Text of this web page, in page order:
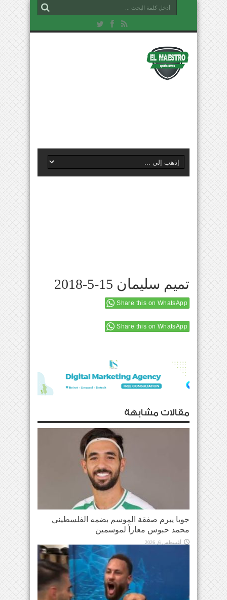
تميم سليمان 15-5-2018
Share this on WhatsApp
Share this on WhatsApp
مقالات مشابهة
جويا يبرم صفقة الموسم بضمه الفلسطيني
محمد حبوس معاراً لموسمين
أغسطس 6, 2026